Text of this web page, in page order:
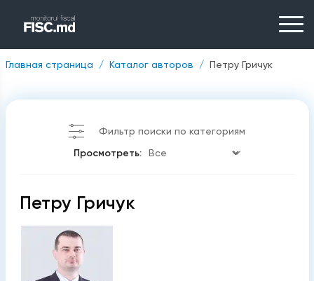
Главная страница Каталог авторов Петру Гричук
Фильтр поиски по категориям
Просмотреть:
Петру Гричук